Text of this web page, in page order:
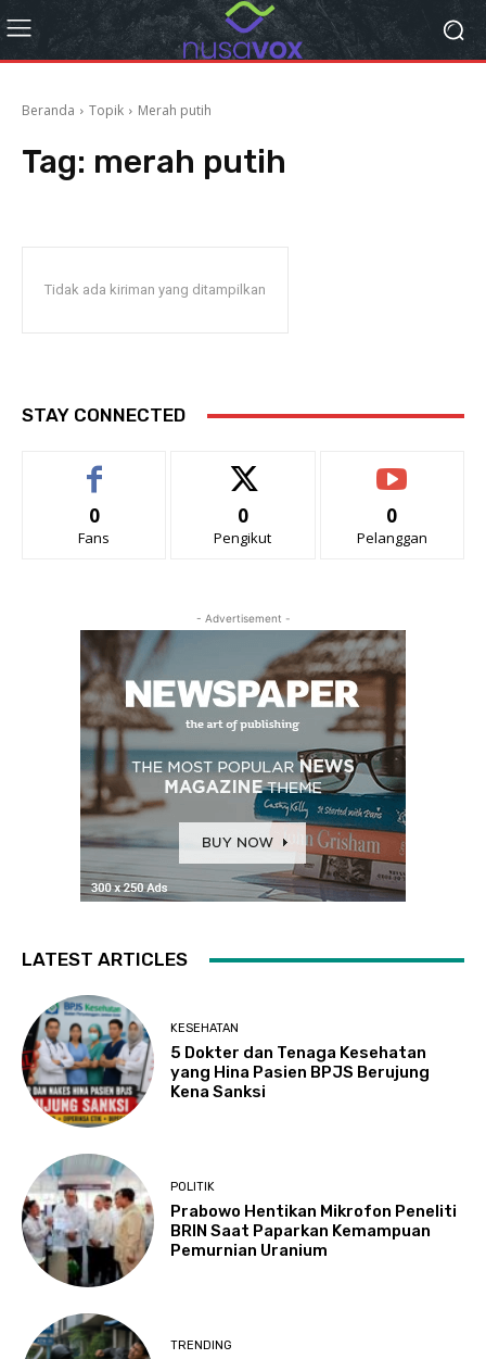
Beranda Topik Merah putih
Tag: merah putih
Tidak ada kiriman yang ditampilkan
STAY CONNECTED
0
Fans
0
Pengikut
0
Pelanggan
- Advertisement -
LATEST ARTICLES
KESEHATAN
5 Dokter dan Tenaga Kesehatan
yang Hina Pasien BPJS Berujung
Kena Sanksi
POLITIK
Prabowo Hentikan Mikrofon Peneliti
BRIN Saat Paparkan Kemampuan
Pemurnian Uranium
TRENDING